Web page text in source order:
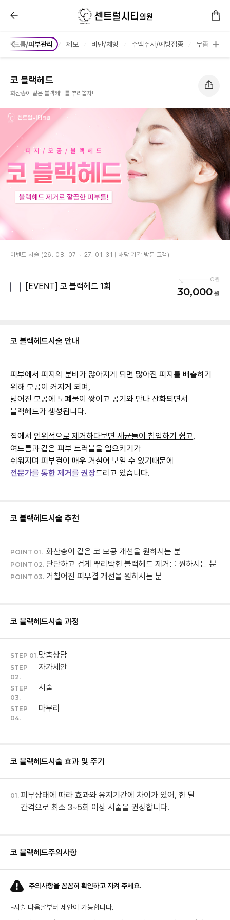
코 블랙헤드 :: 센트럴시티의원
여드름/피부관리 제모 비만/체형 수액주사/예방접종 무좀
코 블랙헤드
화산송이 같은 블랙헤드를 뿌리뽑자!
코 블랙헤드시술 안내
피부에서 피지의 분비가 많아지게 되면 많아진 피지를 배출하기
위해 모공이 커지게 되며,
넓어진 모공에 노폐물이 쌓이고 공기와 만나 산화되면서
블랙헤드가 생성됩니다.
집에서 인위적으로 제거하다보면 세균들이 침입하기 쉽고,
여드름과 같은 피부 트러블을 일으키기가
쉬워지며 피부결이 매우 거칠어 보일 수 있기때문에
전문가를 통한 제거를 권장드리고 있습니다.
코 블랙헤드시술 추천
POINT 01. 화산송이 같은 코 모공 개선을 원하시는 분
POINT 02. 단단하고 검게 뿌리박힌 블랙헤드 제거를 원하시는 분
POINT 03. 거칠어진 피부결 개선을 원하시는 분
코 블랙헤드시술 과정
STEP 01.맞춤상담
STEP
02.
자가세안
STEP
03.
시술
STEP
04.
마무리
코 블랙헤드시술 효과 및 주기
01. 피부상태에 따라 효과와 유지기간에 차이가 있어, 한 달
간격으로 최소 3~5회 이상 시술을 권장합니다.
코 블랙헤드주의사항
주의사항을 꼼꼼히 확인하고 지켜 주세요.
-시술 다음날부터 세안이 가능합니다.
이벤트 시술 (26. 08. 07 ~ 27. 01. 31 | 해당 기간 방문 고객)
[EVENT] 코 블랙헤드 1회
0
30,000